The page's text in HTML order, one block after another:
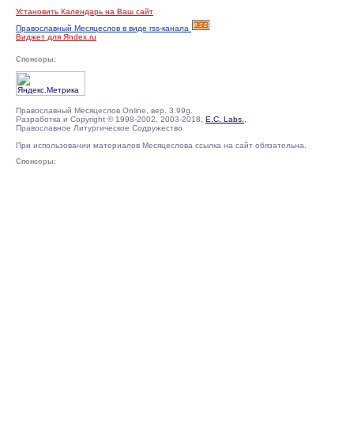
Установить Календарь на Ваш сайт
Православный Месяцеслов в виде rss-канала
Виджет для Яndex.ru
Спонсоры:
Православный Месяцеслов Online, вер. 3.99g.
Разработка и Copyright © 1998-2002, 2003-2018, E.C. Labs.
Православное Литургическое Содружество
При использовании материалов Месяцеслова ссылка на сайт обязательна.
Спонсоры: